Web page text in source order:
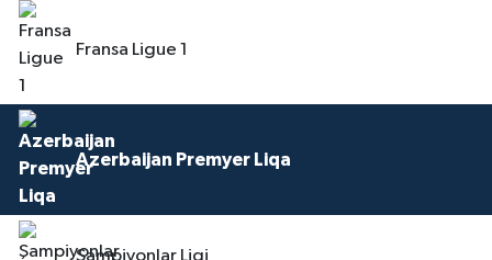
Fransa Ligue 1
Azerbaijan Premyer Liqa
Şampiyonlar Ligi